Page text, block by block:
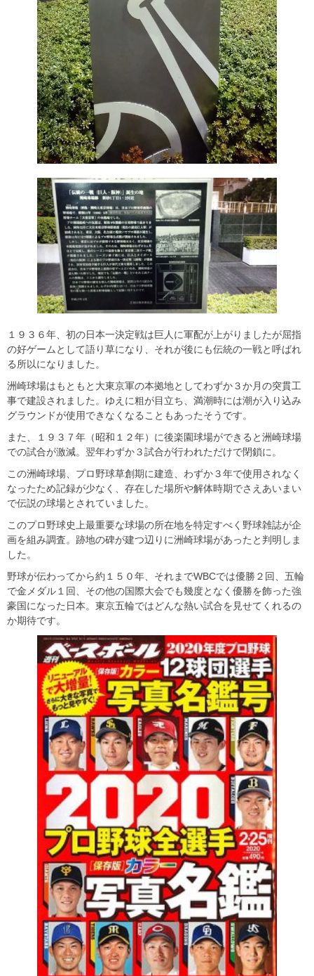
１９３６年、初の日本一決定戦は巨人に軍配が上がりましたが屈指
の好ゲームとして語り草になり、それが後にも伝統の一戦と呼ばれ
る所以になりました。
洲崎球場はもともと大東京軍の本拠地としてわずか３か月の突貫工
事で建設されました。ゆえに粗が目立ち、満潮時には潮が入り込み
グラウンドが使用できなくなることもあったそうです。
また、１９３７年（昭和１２年）に後楽園球場ができると洲崎球場
での試合が激減。翌年わずか３試合が行われただけで閉鎖に。
この洲崎球場、プロ野球草創期に建造、わずか３年で使用されなく
なったため記録が少なく、存在した場所や解体時期でさえあいまい
で伝説の球場とされていました。
このプロ野球史上最重要な球場の所在地を特定すべく野球雑誌が企
画を組み調査。跡地の碑が建つ辺りに洲崎球場があったと判明しま
した。
野球が伝わってから約１５０年、それまでWBCでは優勝２回、五輪
で金メダル１回、その他の国際大会でも幾度となく優勝を飾った強
豪国になった日本。東京五輪ではどんな熱い試合を見せてくれるの
か期待です。